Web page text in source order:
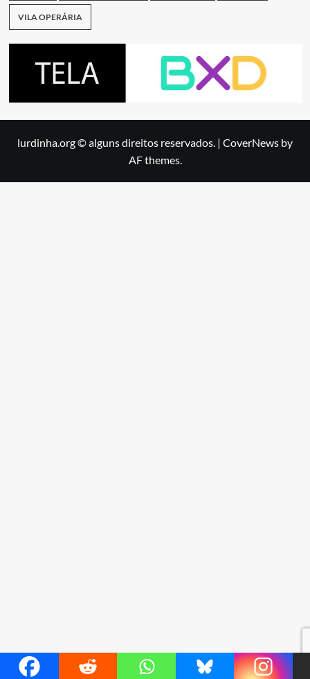
VILA OPERÁRIA
lurdinha.org © alguns direitos reservados. | CoverNews by
AF themes.